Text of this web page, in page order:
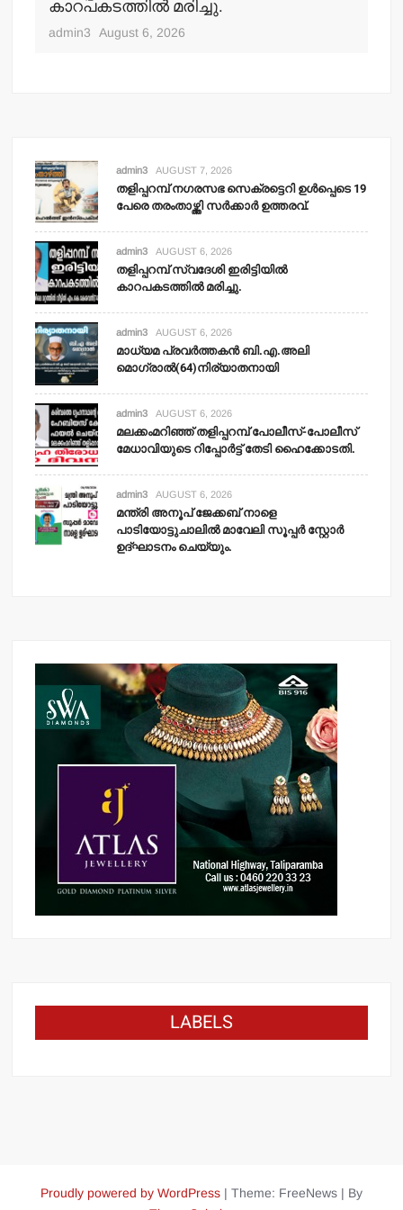
കാറപകടത്തില്‍ മരിച്ചു.
admin3 August 6, 2026
admin3 AUGUST 7, 2026
തളിപ്പറമ്പ് നഗരസഭ സെക്രട്ടെറി ഉള്‍പ്പെടെ 19
പേരെ തരംതാഴ്ത്തി സര്‍ക്കാര്‍ ഉത്തരവ്.
admin3 AUGUST 6, 2026
തളിപ്പറമ്പ് സ്വദേശി ഇരിട്ടിയില്‍
കാറപകടത്തില്‍ മരിച്ചു.
admin3 AUGUST 6, 2026
മാധ്യമ പ്രവര്‍ത്തകന്‍ ബി.എ.അലി
മൊഗ്രാല്‍(64)നിര്യാതനായി
admin3 AUGUST 6, 2026
മലക്കംമറിഞ്ഞ് തളിപ്പറമ്പ് പോലീസ്-പോലീസ്
മേധാവിയുടെ റിപ്പോര്‍ട്ട് തേടി ഹൈക്കോടതി.
admin3 AUGUST 6, 2026
മന്ത്രി അനൂപ് ജേക്കബ് നാളെ
പാടിയോട്ടുചാലില്‍ മാവേലി സൂപ്പര്‍ സ്റ്റോര്‍
ഉദ്ഘാടനം ചെയ്യും.
LABELS
Proudly powered by WordPress | Theme: FreeNews | By